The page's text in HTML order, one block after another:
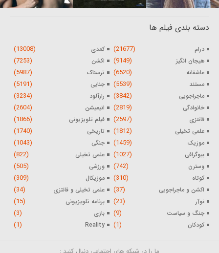
دسته بندی فیلم ها
درام (21677) کمدی (13008)
هیجان انگیز (9149) اکشن (7253)
عاشقانه (6520) ترسناک (5987)
مستند (5539) جنایی (5191)
ماجراجویی (3842) رازآلود (3234)
خانوادگی (2819) انیمیشن (2604)
فانتزی (2597) فیلم تلویزیونی (1866)
علمی تخیلی (1812) تاریخی (1740)
موزیک (1459) جنگی (1043)
بیوگرافی (1027) علمی تخیلی (822)
وسترن (742) ورزشی (505)
کوتاه (310) موزیکال (309)
اکشن و ماجراجویی (37) علمی تخیلی و فانتزی (34)
نوآر (23) برنامه تلویزیونی (15)
جنگ و سیاست (9) بازی (3)
کودکان (1)
Reality
(1)